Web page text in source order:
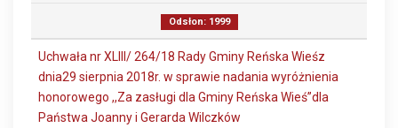
Odsłon: 1999
Uchwała nr XLIII/ 264/18 Rady Gminy Reńska Wieśz
dnia29 sierpnia 2018r. w sprawie nadania wyróżnienia
honorowego ,,Za zasługi dla Gminy Reńska Wieś”dla
Państwa Joanny i Gerarda Wilczków